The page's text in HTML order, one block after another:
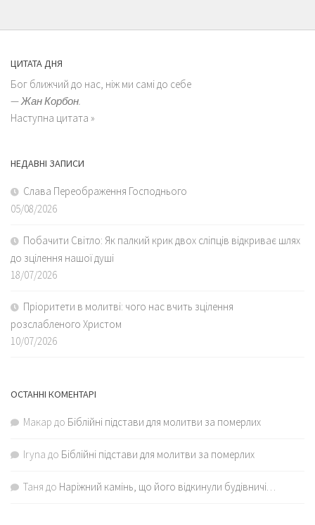
ЦИТАТА ДНЯ
Бог ближчий до нас, ніж ми самі до себе
—Жан Корбон.
Наступна цитата »
НЕДАВНІ ЗАПИСИ
Слава Переображення Господнього
05/08/2026
Побачити Світло: Як палкий крик двох сліпців відкриває шлях
до зцілення нашої душі
18/07/2026
Пріоритети в молитві: чого нас вчить зцілення
розслабленого Христом
10/07/2026
ОСТАННІ КОМЕНТАРІ
Макар до Біблійні підстави для молитви за померлих
Iryna до Біблійні підстави для молитви за померлих
Таня до Наріжний камінь, що його відкинули будівничі…